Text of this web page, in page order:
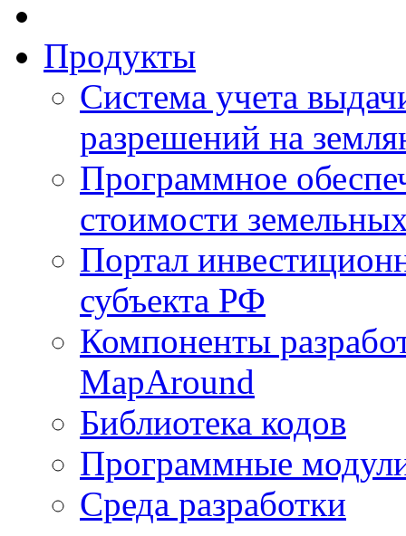
Продукты
Система учета
разрешений на
Программное
стоимости
Портал
субъекта РФ
Компоненты
MapAround
Библиотека кодов
Программные
Среда разработки